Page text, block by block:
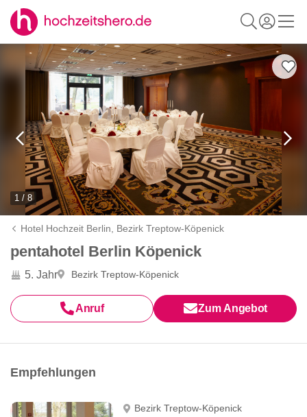
1 / 8
Hotel Hochzeit Berlin, Bezirk Treptow-Köpenick
pentahotel Berlin Köpenick
5. Jahr Bezirk Treptow-Köpenick
Anruf Zum Angebot
Empfehlungen
Bezirk Treptow-Köpenick